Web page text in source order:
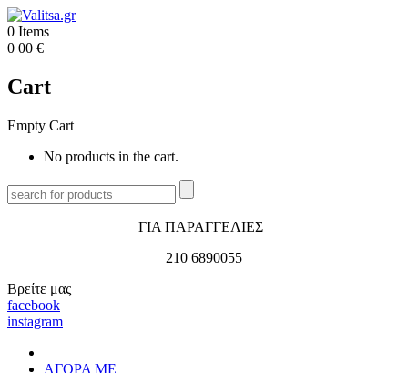
0 Items
0 00 €
Cart
Empty Cart
No products in the cart.
ΓΙΑ ΠΑΡΑΓΓΕΛΙΕΣ
210 6890055
Βρείτε μας
facebook
instagram
ΑΓΟΡΑ ΜΕ